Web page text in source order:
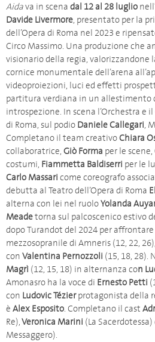
Aidava in scena dal 12 al 28 luglio
Davide Livermore, presentato per la
dell’Opera di Roma nel 2023 e
Circo Massimo. Una produzione che
visionario della regia, valorizzandone
cornice monumentale dell’arena
videoproiezioni, luci ed effetti
partitura verdiana in un allestimento
introspezione. In scena l’Orchestra e il
di Roma, sul podio Daniele Callegari,
Completano il team creativoChiara
collaboratrice, Giò Forma per le scene,
costumi, Fiammetta Baldiserri per le
Carlo Massari come coreografo
debutta al Teatro dell’Opera di Roma
alterna con lei nel ruoloYolanda
Meadetorna sul palcoscenico estivo
dopo Turandot del 2024 per
mezzosopranile di Amneris (12, 22,
con Valentina Pernozzoli (15, 18, 28).
Magrì (12, 15, 18) in alternanza con
Amonasro ha la voce di Ernesto Petti
con Ludovic Tézierprotagonista della
è Alex Esposito. Completano il cast
Re),Veronica Marini (La Sacerdotessa)
Messaggero).